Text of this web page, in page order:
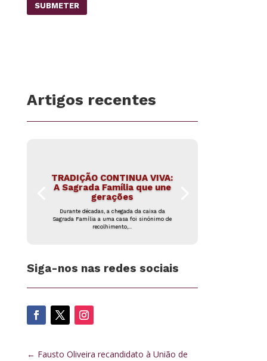
SUBMETER
Artigos recentes
TRADIÇÃO CONTINUA VIVA:
A Sagrada Família que une
gerações
Durante décadas, a chegada da caixa da
Sagrada Família a uma casa foi sinónimo de
recolhimento,...
Siga-nos nas redes sociais
← Fausto Oliveira recandidato à União de